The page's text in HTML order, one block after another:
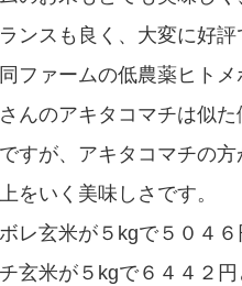
ンスも良く、大変に好評
ファームの低農薬ヒトメ
んのアキタコマチは似た
すが、アキタコマチの方
をいく美味しさです。
レ玄米が５kgで５０４６
玄米が５kgで６４４２円